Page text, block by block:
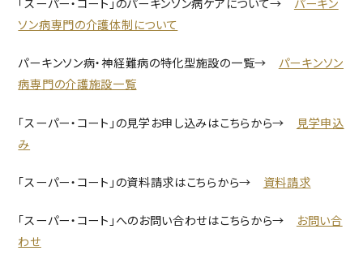
「スーパー・コート」のパーキンソン病ケアについて→ パーキン
ソン病専門の介護体制について
パーキンソン病・神経難病の特化型施設の一覧→ パーキンソン
病専門の介護施設一覧
「スーパー・コート」の見学お申し込みはこちらから→
見学申込
み
「スーパー・コート」の資料請求はこちらから→ 資料請求
「スーパー・コート」へのお問い合わせはこちらから→
お問い合
わせ